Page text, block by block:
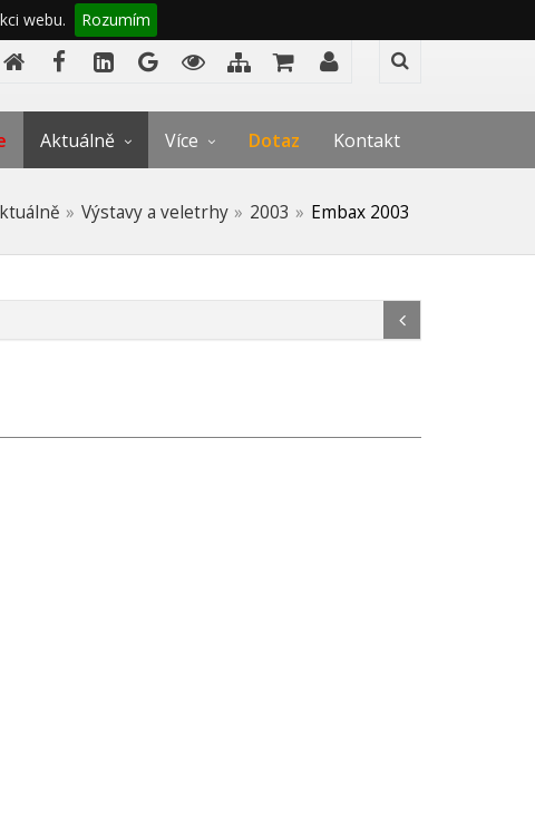
webu. Rozumím
Aktuálně Více Dotaz Kontakt
Výstavy a veletrhy 2003 Embax 2003